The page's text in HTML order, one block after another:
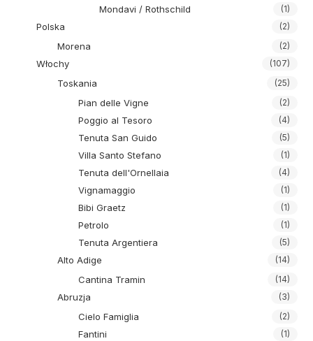
Mondavi / Rothschild (1)
Polska (2)
Morena (2)
Włochy (107)
Toskania (25)
Pian delle Vigne (2)
Poggio al Tesoro (4)
Tenuta San Guido (5)
Villa Santo Stefano (1)
Tenuta dell'Ornellaia (4)
Vignamaggio (1)
Bibi Graetz (1)
Petrolo (1)
Tenuta Argentiera (5)
Alto Adige (14)
Cantina Tramin (14)
Abruzja (3)
Cielo Famiglia (2)
Fantini (1)